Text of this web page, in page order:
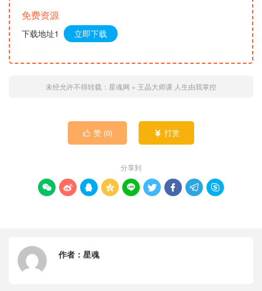
免费资源
下载地址1 立即下载
未经允许不得转载： 星魂网 » 王晶大师课 人生由我掌控
 赞 (0)  打赏
分享到
        
作者： 星魂